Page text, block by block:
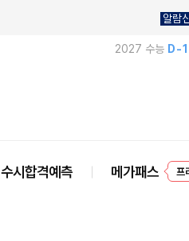
알람
2027 수능 D-
수시합격예측 메가패스
프